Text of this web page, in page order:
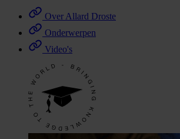
Over Allard Droste
Onderwerpen
Video's